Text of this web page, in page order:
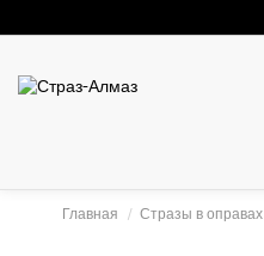
Главная Стразы в оправах